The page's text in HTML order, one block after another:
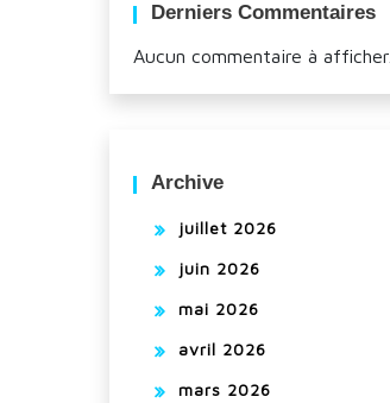
Derniers Commentaires
Aucun commentaire à afficher.
Archive
juillet 2026
juin 2026
mai 2026
avril 2026
mars 2026